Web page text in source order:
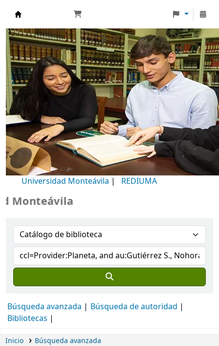
Biblioteca Universidad Monteávila
Universidad Monteávila | REDIUMA
Búsqueda avanzada
Búsqueda de autoridad
Bibliotecas
Inicio
Búsqueda avanzada